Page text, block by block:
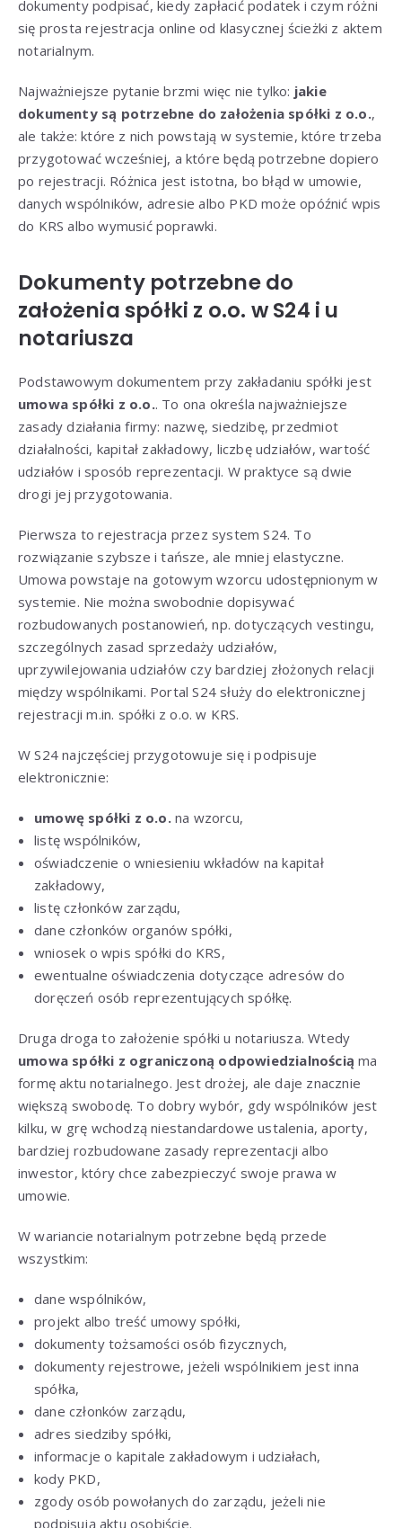
dokumenty podpisać, kiedy zapłacić podatek i czym różni
się prosta rejestracja online od klasycznej ścieżki z aktem
notarialnym.
Najważniejsze pytanie brzmi więc nie tylko: jakie
dokumenty są potrzebne do założenia spółki z o.o.,
ale także: które z nich powstają w systemie, które trzeba
przygotować wcześniej, a które będą potrzebne dopiero
po rejestracji. Różnica jest istotna, bo błąd w umowie,
danych wspólników, adresie albo PKD może opóźnić wpis
do KRS albo wymusić poprawki.
Dokumenty potrzebne do
założenia spółki z o.o. w S24 i u
notariusza
Podstawowym dokumentem przy zakładaniu spółki jest
umowa spółki z o.o.. To ona określa najważniejsze
zasady działania firmy: nazwę, siedzibę, przedmiot
działalności, kapitał zakładowy, liczbę udziałów, wartość
udziałów i sposób reprezentacji. W praktyce są dwie
drogi jej przygotowania.
Pierwsza to rejestracja przez system S24. To
rozwiązanie szybsze i tańsze, ale mniej elastyczne.
Umowa powstaje na gotowym wzorcu udostępnionym w
systemie. Nie można swobodnie dopisywać
rozbudowanych postanowień, np. dotyczących vestingu,
szczególnych zasad sprzedaży udziałów,
uprzywilejowania udziałów czy bardziej złożonych relacji
między wspólnikami. Portal S24 służy do elektronicznej
rejestracji m.in. spółki z o.o. w KRS.
W S24 najczęściej przygotowuje się i podpisuje
elektronicznie:
umowę spółki z o.o.na wzorcu,
listę wspólników,
oświadczenie o wniesieniu wkładów na kapitał
zakładowy,
listę członków zarządu,
dane członków organów spółki,
wniosek o wpis spółki do KRS,
ewentualne oświadczenia dotyczące adresów do
doręczeń osób reprezentujących spółkę.
Druga droga to założenie spółki u notariusza. Wtedy
umowa spółki z ograniczoną odpowiedzialnością ma
formę aktu notarialnego. Jest drożej, ale daje znacznie
większą swobodę. To dobry wybór, gdy wspólników jest
kilku, w grę wchodzą niestandardowe ustalenia, aporty,
bardziej rozbudowane zasady reprezentacji albo
inwestor, który chce zabezpieczyć swoje prawa w
umowie.
W wariancie notarialnym potrzebne będą przede
wszystkim:
dane wspólników,
projekt albo treść umowy spółki,
dokumenty tożsamości osób fizycznych,
dokumenty rejestrowe, jeżeli wspólnikiem jest inna
spółka,
dane członków zarządu,
adres siedziby spółki,
informacje o kapitale zakładowym i udziałach,
kody PKD,
zgody osób powołanych do zarządu, jeżeli nie
podpisują aktu osobiście.